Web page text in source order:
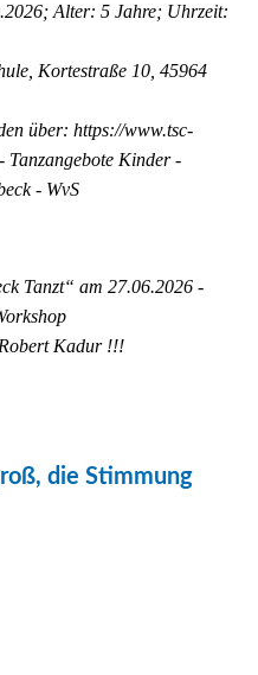
Alter: 5 Jahre; Uhrzeit:
Kortestraße 10, 45964
über: https://www.tsc-
Kinder -
- WvS
Tanzt“ am 27.06.2026 -
Kadur !!!
die Stimmung